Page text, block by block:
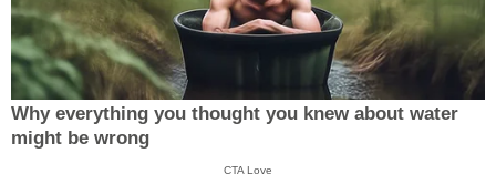
Why everything you thought you knew about water
might be wrong
CTA Love